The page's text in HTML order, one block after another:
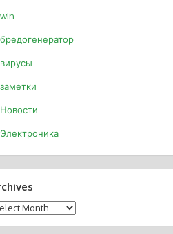
win
бредогенератор
вирусы
заметки
Новости
Электроника